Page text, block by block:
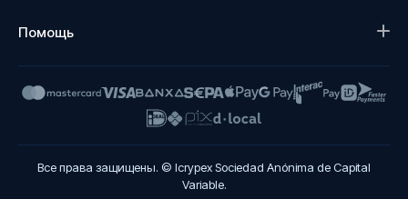
Помощь
Все права защищены. © Icrypex Sociedad Anónima de Capital
Variable.